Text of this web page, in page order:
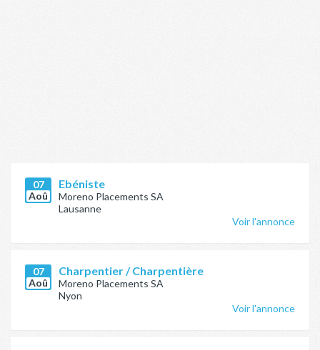
07
Aoû
Ebéniste
Moreno Placements SA
Lausanne
Voir l'annonce
07
Aoû
Charpentier / Charpentière
Moreno Placements SA
Nyon
Voir l'annonce